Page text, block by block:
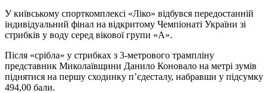
У київському спорткомплексі «Ліко» відбувся передостанній
індивідуальний фінал на відкритому Чемпіонаті України зі
стрибків у воду серед вікової групи «А».
Після «срібла» у стрибках з 3-метрового трампліну
представник Миколаївщини Данило Коновало на метрі зумів
піднятися на першу сходинку п’єдесталу, набравши у підсумку
494,00 бали.